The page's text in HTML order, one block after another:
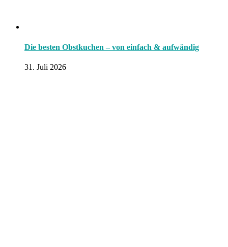
Die besten Obstkuchen – von einfach & aufwändig
31. Juli 2026